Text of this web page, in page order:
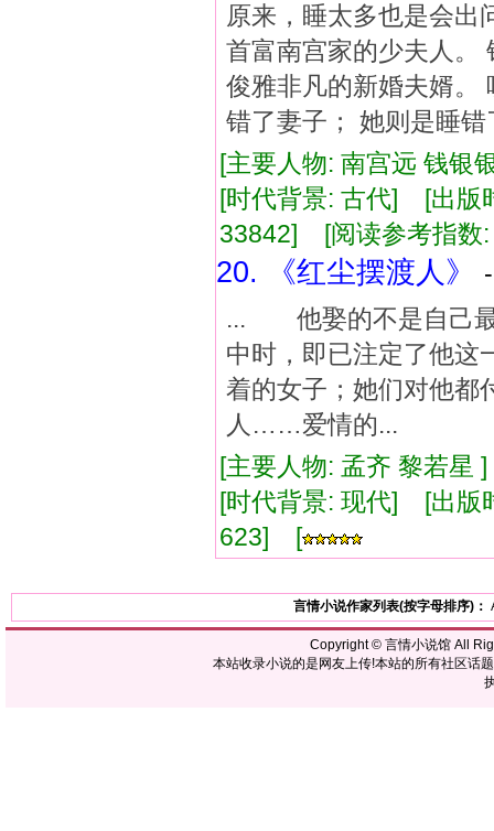
原来，睡太多也是会出
首富南宫家的少夫人。
俊雅非凡的新婚夫婿。
错了妻子； 她则是睡
[主要人物: 南宫远 钱
[时代背景: 古代] [出
33842] [阅读参考指数:
20. 《红尘摆渡人》
... 他娶的不是自己最
中时，即已注定了他这
着的女子；她们对他都
人……爱情的...
[主要人物: 孟齐 黎若
[时代背景: 现代] [出
623] [
言情小说作家列表(按字母排序)：
Copyright © 言情小说馆All
本站收录小说的是网友上传!本站的所有社区话